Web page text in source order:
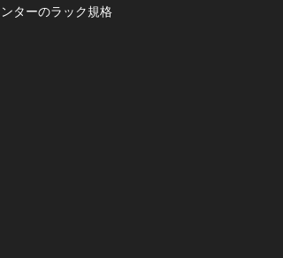
ターのラック規格